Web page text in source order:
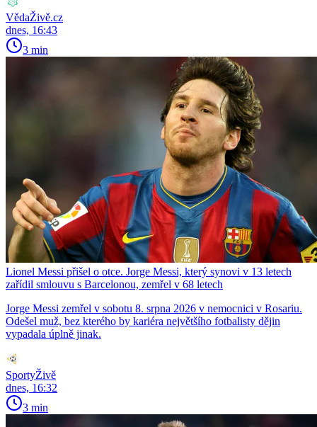
VědaŽivě.cz
dnes, 16:43
3 min
Lionel Messi přišel o otce. Jorge Messi, který synovi v 13 letech
zařídil smlouvu s Barcelonou, zemřel v 68 letech
Jorge Messi zemřel v sobotu 8. srpna 2026 v nemocnici v Rosariu.
Odešel muž, bez kterého by kariéra největšího fotbalisty dějin
vypadala úplně jinak.
SportyŽivě
dnes, 16:32
3 min